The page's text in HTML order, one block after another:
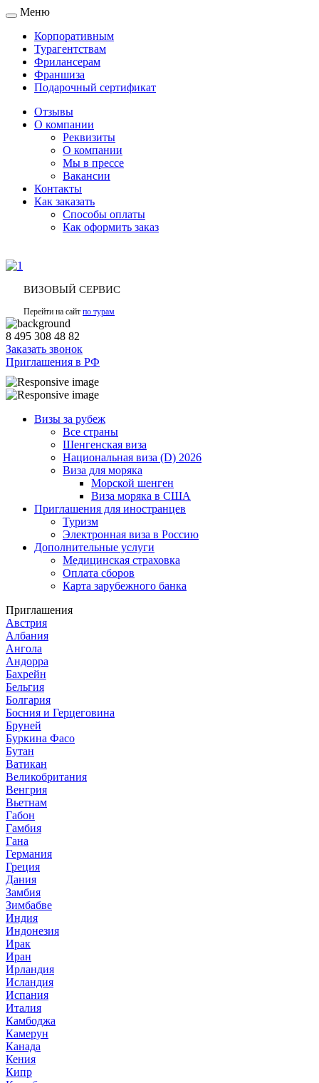
Toggle
navigation
Меню
Корпоративным
Турагентствам
Фрилансерам
Франшиза
Подарочный сертификат
Отзывы
О компании
Реквизиты
О компании
Мы в прессе
Вакансии
Контакты
Как заказать
Способы оплаты
Как оформить заказ
ВИЗОВЫЙ СЕРВИС
Перейти на сайт по турам
8 495 308 48 82
Заказать звонок
Приглашения в РФ
Визы за рубеж
Все страны
Шенгенская виза
Национальная виза (D) 2026
Виза для моряка
Морской шенген
Виза моряка в США
Приглашения для иностранцев
Туризм
Электронная виза в Россию
Дополнительные услуги
Медицинская страховка
Оплата сборов
Карта зарубежного банка
Приглашения
Австрия
Албания
Ангола
Андорра
Бахрейн
Бельгия
Болгария
Босния и Герцеговина
Бруней
Буркина Фасо
Бутан
Ватикан
Великобритания
Венгрия
Вьетнам
Габон
Гамбия
Гана
Германия
Греция
Дания
Замбия
Зимбабве
Индия
Индонезия
Ирак
Иран
Ирландия
Исландия
Испания
Италия
Камбоджа
Камерун
Канада
Кения
Кипр